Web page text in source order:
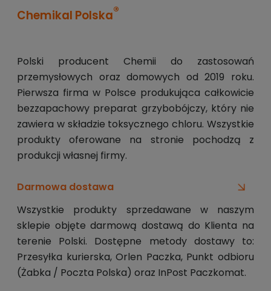
Chemikal Polska®
Polski producent Chemii do zastosowań
przemysłowych oraz domowych od 2019 roku.
Pierwsza firma w Polsce produkująca całkowicie
bezzapachowy preparat grzybobójczy, który nie
zawiera w składzie toksycznego chloru. Wszystkie
produkty oferowane na stronie pochodzą z
produkcji własnej firmy.
Darmowa dostawa
Wszystkie produkty sprzedawane w naszym
sklepie objęte darmową dostawą do Klienta na
terenie Polski. Dostępne metody dostawy to:
Przesyłka kurierska, Orlen Paczka, Punkt odbioru
(Żabka / Poczta Polska) oraz InPost Paczkomat.